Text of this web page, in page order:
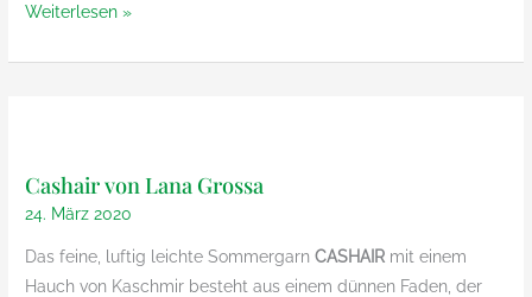
Lana
Eiffel
Weiterlesen »
Cashair von Lana Grossa
24. März 2020
Das feine, luftig leichte SommergarnCASHAIR mit einem
Hauch von Kaschmir besteht aus einem dünnen Faden, der